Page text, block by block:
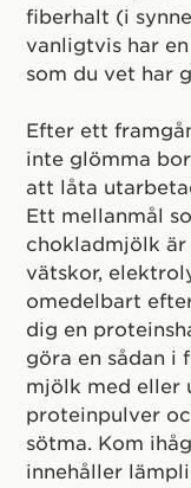
fiberhalt (i
vanligtvis har
som du vet har
Efter ett
inte glömma
att låta
Ett mellanmål
chokladmjölk
vätskor,
omedelbart
dig en
göra en sådan i
mjölk med eller
proteinpulver
sötma. Kom
innehåller